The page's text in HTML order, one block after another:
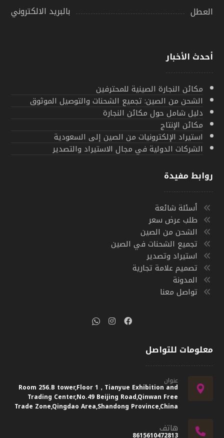
العطل
بالبريد الالكتروني
أحدث الأخبار
مكائن النجارة الصينية للمحترفين
الشحن من الصين: تجميع الشحنات والتوصيل الموثوق
دليل شامل حول مكائن النجارة
مكائن الإنتاج
استيراد الإلكترونيات من الصين إلى السعودية
الشركات الدولية في مجال الاستيراد والتصدير
روابط مفيدة
أسئلة شائعة
طلب عرض سعر
الشحن من الصين
تجميع الشحنات في الصين
استيراد وتصدير
تصميم علامة تجارية
المدونة
تواصل معنا
معلومات للتواصل
عنوان
Room 256.B tower,Floor 1，Tianyue Exhibition and
Trading Center,No.49 Beijing Road,Qinwan Free
Trade Zone,Qingdao Area,Shandong Province,China
هاتف
8615610472813